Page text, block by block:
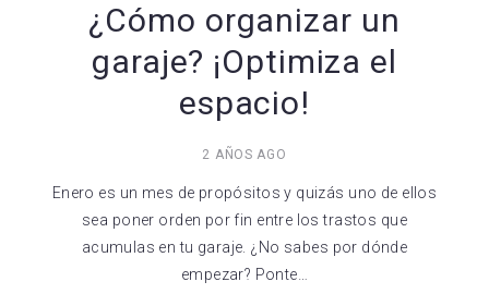
¿Cómo organizar un
garaje? ¡Optimiza el
espacio!
2 AÑOS AGO
Enero es un mes de propósitos y quizás uno de ellos
sea poner orden por fin entre los trastos que
acumulas en tu garaje. ¿No sabes por dónde
empezar? Ponte…